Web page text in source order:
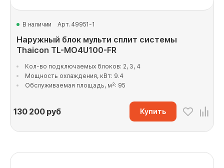
В наличии Арт. 49951-1
Наружный блок мульти сплит системы
Thaicon TL-MO4U100-FR
Кол-во подключаемых блоков: 2, 3, 4
Мощность охлаждения, кВт: 9.4
Обслуживаемая площадь, м²: 95
130 200руб Купить